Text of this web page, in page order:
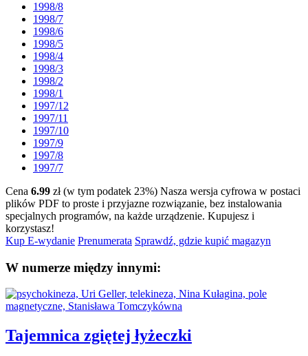
1998/8
1998/7
1998/6
1998/5
1998/4
1998/3
1998/2
1998/1
1997/12
1997/11
1997/10
1997/9
1997/8
1997/7
Cena 6.99 zł (w tym podatek 23%) Nasza wersja cyfrowa w postaci
plików PDF to proste i przyjazne rozwiązanie, bez instalowania
specjalnych programów, na każde urządzenie. Kupujesz i
korzystasz!
Kup E-wydanie Prenumerata Sprawdź, gdzie kupić magazyn
W numerze między innymi:
Tajemnica zgiętej łyżeczki